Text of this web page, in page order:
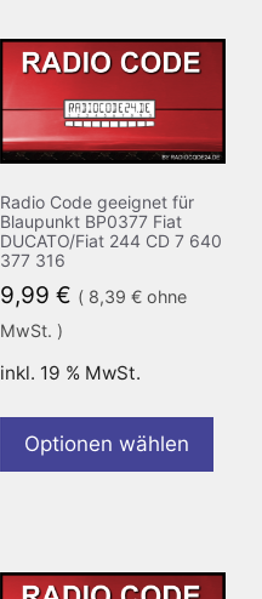
Radio Code geeignet für
Blaupunkt BP0377 Fiat
DUCATO/Fiat 244 CD 7 640
377 316
9,99 € ( 8,39 €ohne
MwSt. )
inkl. 19 % MwSt.
Optionen wählen